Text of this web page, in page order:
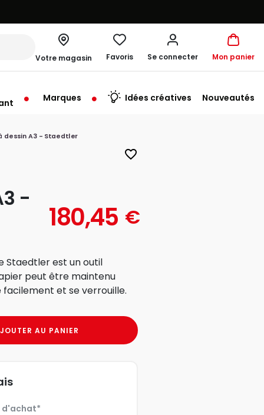
Votre magasin
à 19:30
Favoris Se connecter Mon panier
Marques Idées créatives Nouveautés
dessin A3 - Staedtler
favorite_border
-
180,45 €
Staedtler est un outil
peut être maintenu
et se verrouille.
AU PANIER
d'achat*